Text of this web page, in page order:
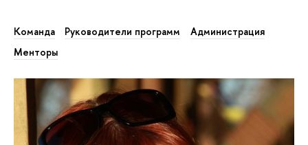
Команда Руководители программ
Администрация
Менторы